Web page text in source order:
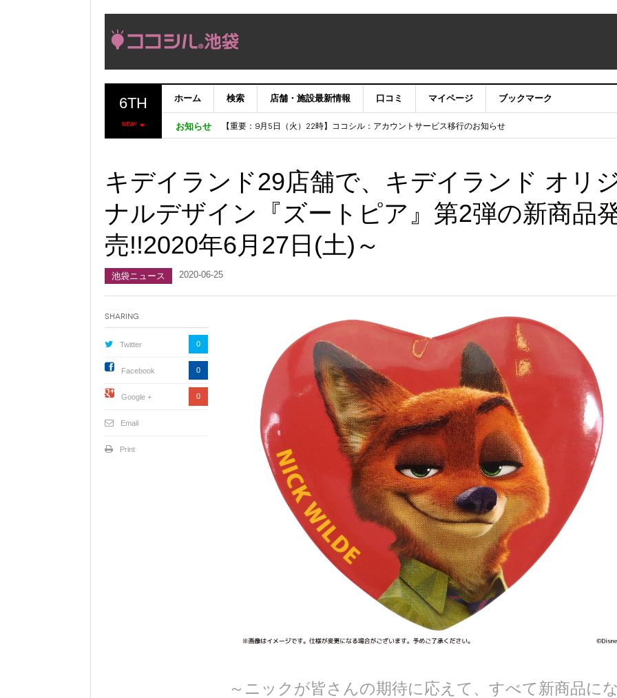
6TH
NEW!
ホーム 検索 店舗・施設最新情報 口コミ マイページ ブックマーク
お知らせ
【完了】システムメンテナンス作業に伴うサイト・アプリ利用停止のお知らせ
【重要：9月5日（火）22時】ココシル：アカウントサービス移行のお知らせ
「いま、困っている店舗の皆様を応援させていただきたい！」
キデイランド29店舗で、キデイランド オリ
ナルデザイン『ズートピア』第2弾の新商品
売!!2020年6月27日(土)～
池袋ニュース 2020-06-25
～ニックが皆さんの期待に応えて、すべて新商品にな
Sharing
Twitter 0
Facebook 0
Google + 0
Email
Print